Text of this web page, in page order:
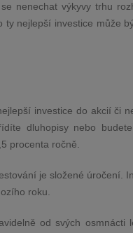
nenechat výkyvy trhu
nejlepší investice může
investice do akcií či
dluhopisy nebo
procenta ročně.
je složené úročení.
roku.
od svých osmnácti